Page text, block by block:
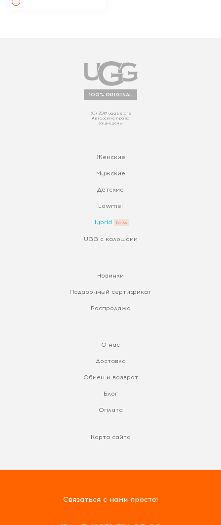
100% ORIGINAL
(С) 2017 uggs.store
Авторские права
защищены
Женские
Мужские
Детские
Lowmel
Hybrid
UGG с калошами
Новинки
Подарочный сертификат
Распродажа
О нас
Доставка
Обмен и возврат
Блог
Оплата
Карта сайта
Связаться с нами просто!